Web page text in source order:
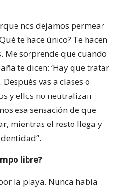
nos dejamos permear
te hace único? Te hacen
Me sorprende que cuando
te dicen: ‘Hay que tratar
vas a clases o
y ellos no neutralizan
esa sensación de que
mientras el resto llega y
libre?
la playa. Nunca había